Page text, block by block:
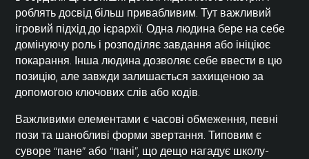
роблять досвід більш привабливим. Тут важливий
ігровий підхід до ієрархії. Одна людина бере на себе
домінуючу роль і розподіляє завдання або ініціює
покарання. Інша людина дозволяє себе ввести в цю
позицію, але завжди залишається захищеною за
допомогою ключових слів або кодів.
Важливими елементами є часові обмеження, певні
пози та шанобливі форми звертання. Типовим є
суворе “пане” або “пані”, що дещо нагадує школу-